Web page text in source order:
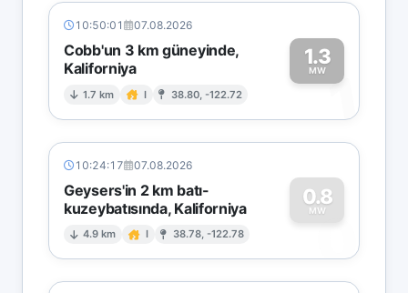
10:50:01 07.08.2026
Cobb'un 3 km güneyinde,
Kaliforniya
1.7 km I 38.80, -122.72
1.3
MW1
10:24:17 07.08.2026
Geysers'in 2 km batı-
kuzeybatısında, Kaliforniya
4.9 km I 38.78, -122.78
0.8
MW
0